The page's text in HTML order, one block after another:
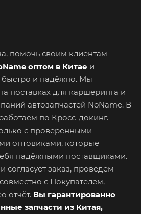
помочь своим клиентам
оптом в Китае и
быстро и надёжно. Мы
поставках для каршеринга и
автозапчастей NoName. В
по Кросс-докинг.
с проверенными
оптовиками, которые
надёжными поставщиками.
согласует заказ, проведём
с Покупателем,
отчёт. Вы гарантированно
запчасти из Китая,